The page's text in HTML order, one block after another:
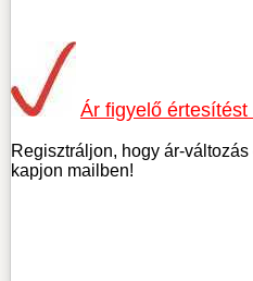
Ár figyelő értesítést
Regisztráljon, hogy ár-
kapjon mailben!